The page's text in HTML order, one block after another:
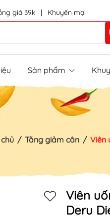
giá 39k | Khuyến mại
Sản phẩm
/ Tăng giảm cân / Viên
Viên
Deru